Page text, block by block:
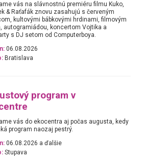
vás na slávnostnú premiéru filmu Kuko,
& Raťafák znovu zasahujú s červeným
kultovými bábkovými hrdinami, filmovým
autogramiádou, koncertom Vojtika a
s DJ setom od Computerboya.
06.08.2026
Bratislava
program v
vás do ekocentra aj počas augusta, kedy
program naozaj pestrý.
06.08.2026 a ďalšie
Stupava